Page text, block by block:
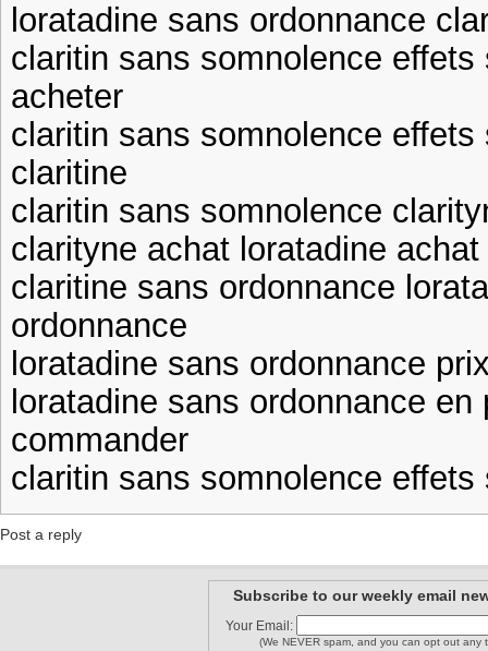
loratadine sans ordonnance
claritin sans somnolence
acheter
claritin sans somnolence
claritine
claritin sans somnolence
clarityne achat loratadine achat
claritine sans ordonnance
ordonnance
loratadine sans ordonnance
loratadine sans ordonnance
commander
claritin sans somnolence effets
Post a reply
Subscribe to our weekly email
Your Email:
(We NEVER spam, and you can opt out any